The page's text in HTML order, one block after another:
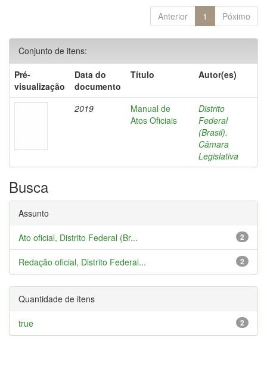
Anterior 1 Póximo
Conjunto de itens:
Pré-
visualização
Data do
documento
Título Autor(es)
2019
Manual de
Atos Oficiais
Distrito
Federal
(Brasil).
Câmara
Legislativa
Busca
Assunto
2
Ato oficial, Distrito Federal (Br...
2
Redação oficial, Distrito Federal...
Quantidade de itens
2
true